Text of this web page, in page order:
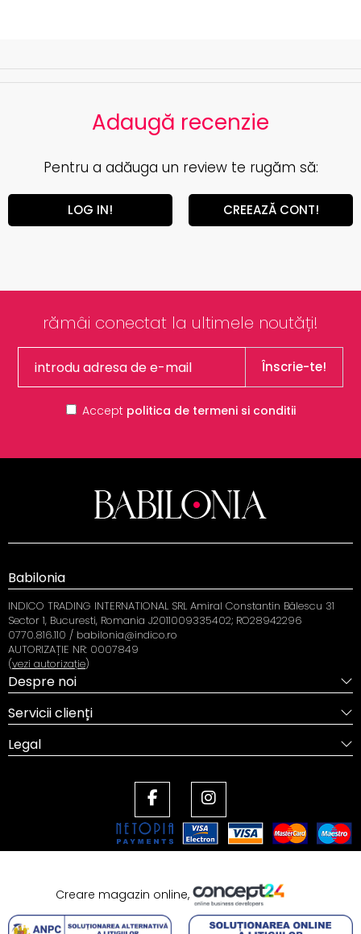
Adaugă recenzie
Pentru a adăuga un review te rugăm să:
LOG IN! CREEAZĂ CONT!
rămâi conectat la ultimele noutăți!
Înscrie-te!
Accept politica de termeni si conditii
Babilonia
INDICO TRADING INTERNATIONAL SRL Amiral Constantin Bălescu 31
Sector 1, Bucuresti, Romania J2011009335402; RO28942296
0770.816.110 / babilonia@indico.ro
AUTORIZAȚIE NR: 0007849
(vezi autorizație)
Despre noi
Servicii clienți
Legal
Creare magazin online,